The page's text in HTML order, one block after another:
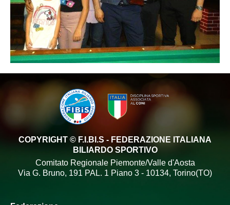
COPYRIGHT © F.I.BI.S - FEDERAZIONE ITALIANA
BILIARDO SPORTIVO
Comitato Regionale Piemonte/Valle d'Aosta
Via G. Bruno, 191 PAL. 1 Piano 3 - 10134, Torino(TO)